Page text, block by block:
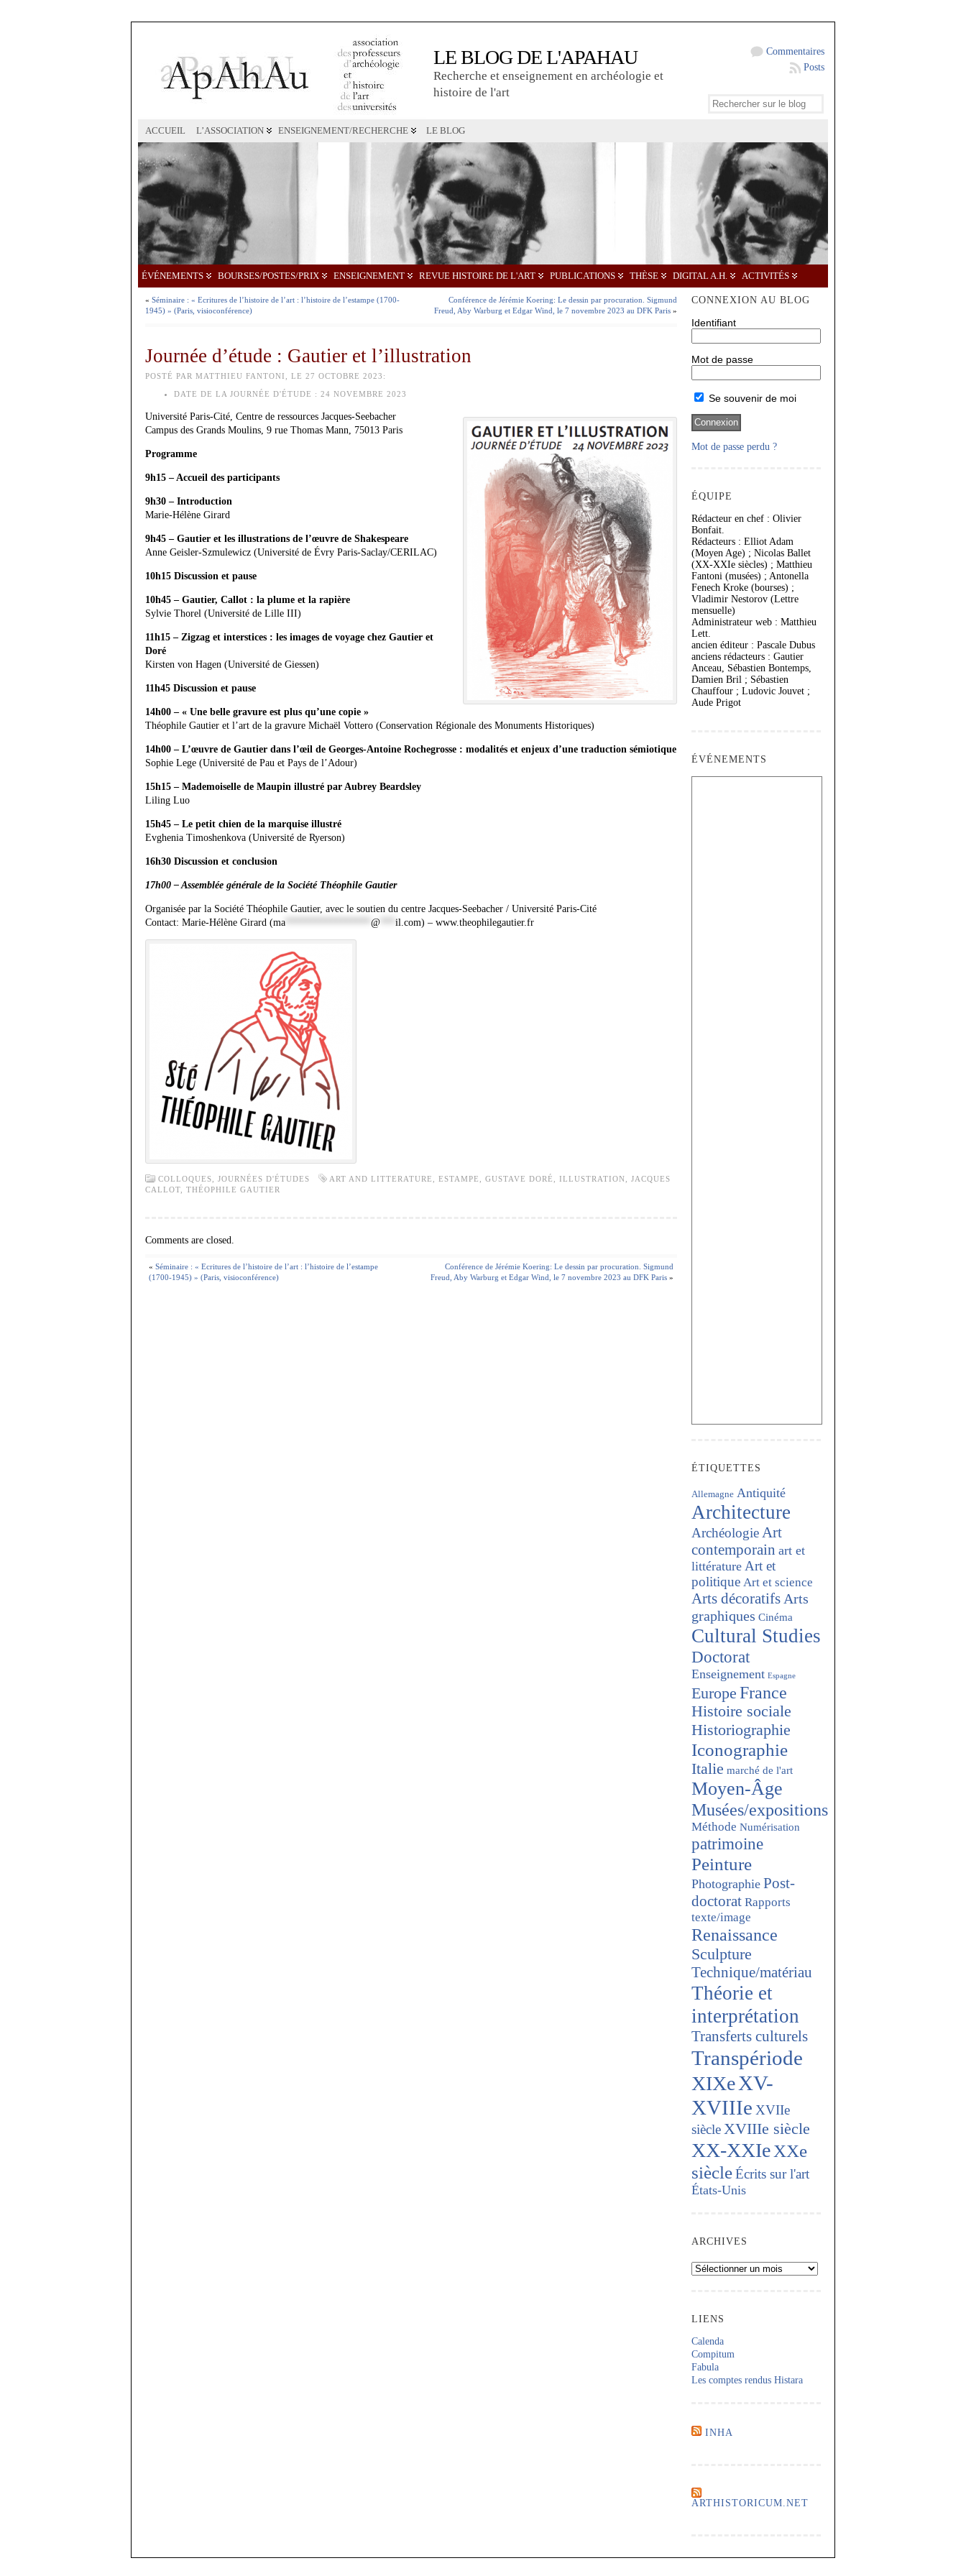
LE BLOG DE L'APAHAU
Recherche et enseignement en archéologie et
histoire de l'art
Commentaires
Posts
ACCUEIL L’ASSOCIATION ENSEIGNEMENT/RECHERCHE LE BLOG
ÉVÉNEMENTS BOURSES/POSTES/PRIX ENSEIGNEMENT REVUE HISTOIRE DE L'ART PUBLICATIONS THÈSE DIGITAL A.H. ACTIVITÉS
« Séminaire : « Ecritures de l’histoire de l’art : l’histoire de l’estampe (1700-
1945) » (Paris, visioconférence)
Conférence de Jérémie Koering: Le dessin par procuration. Sigmund
Freud, Aby Warburg et Edgar Wind, le 7 novembre 2023 au DFK Paris »
Journée d’étude : Gautier et l’illustration
POSTÉ PAR MATTHIEU FANTONI, LE 27 OCTOBRE 2023:
DATE DE LA JOURNÉE D'ÉTUDE : 24 NOVEMBRE 2023
Université Paris-Cité, Centre de ressources Jacques-Seebacher
Campus des Grands Moulins, 9 rue Thomas Mann, 75013 Paris
Programme
9h15 – Accueil des participants
9h30 – Introduction
Marie-Hélène Girard
9h45 – Gautier et les illustrations de l’œuvre de Shakespeare
Anne Geisler-Szmulewicz (Université de Évry Paris-Saclay/CERILAC)
10h15 Discussion et pause
10h45 – Gautier, Callot : la plume et la rapière
Sylvie Thorel (Université de Lille III)
11h15 – Zigzag et interstices : les images de voyage chez Gautier et
Doré
Kirsten von Hagen (Université de Giessen)
11h45 Discussion et pause
14h00 – « Une belle gravure est plus qu’une copie »
Théophile Gautier et l’art de la gravure Michaël Vottero (Conservation Régionale des Monuments Historiques)
14h00 – L’œuvre de Gautier dans l’œil de Georges-Antoine Rochegrosse : modalités et enjeux d’une traduction sémiotique
Sophie Lege (Université de Pau et Pays de l’Adour)
15h15 – Mademoiselle de Maupin illustré par Aubrey Beardsley
Liling Luo
15h45 – Le petit chien de la marquise illustré
Evghenia Timoshenkova (Université de Ryerson)
16h30 Discussion et conclusion
17h00 – Assemblée générale de la Société Théophile Gautier
Organisée par la Société Théophile Gautier, avec le soutien du centre Jacques-Seebacher / Université Paris-Cité
Contact: Marie-Hélène Girard (ma @ il.com) – www.theophilegautier.fr
COLLOQUES, JOURNÉES D'ÉTUDES ART AND LITTERATURE ESTAMPE GUSTAVE DORÉ ILLUSTRATION
JACQUES
CALLOT
THÉOPHILE GAUTIER
Comments are closed.
« Séminaire : « Ecritures de l’histoire de l’art : l’histoire de l’estampe
(1700-1945) » (Paris, visioconférence)
Conférence de Jérémie Koering: Le dessin par procuration. Sigmund
Freud, Aby Warburg et Edgar Wind, le 7 novembre 2023 au DFK Paris »
CONNEXION AU BLOG
Identifiant
Mot de passe
Se souvenir de moi
Mot de passe perdu ?
ÉQUIPE
Rédacteur en chef : Olivier
Bonfait.
Rédacteurs : Elliot Adam
(Moyen Age) ; Nicolas Ballet
(XX-XXIe siècles) ; Matthieu
Fantoni (musées) ; Antonella
Fenech Kroke (bourses) ;
Vladimir Nestorov (Lettre
mensuelle)
Administrateur web : Matthieu
Lett.
ancien éditeur : Pascale Dubus
anciens rédacteurs : Gautier
Anceau, Sébastien Bontemps,
Damien Bril ; Sébastien
Chauffour ; Ludovic Jouvet ;
Aude Prigot
ÉVÉNEMENTS
ÉTIQUETTES
Allemagne Antiquité
Architecture
Archéologie Art
contemporain art et
littérature Art et
politique Art et science
Arts décoratifs Arts
graphiques Cinéma
Cultural Studies
Doctorat
Enseignement Espagne
Europe France
Histoire sociale
Historiographie
Iconographie
Italie marché de l'art
Moyen-Âge
Musées/expositions
Méthode Numérisation
patrimoine
Peinture
Photographie Post-
doctorat Rapports
texte/image
Renaissance
Sculpture
Technique/matériau
Théorie et
interprétation
Transferts culturels
Transpériode
XIXeXV-
XVIIIe XVIIe
siècleXVIIIe siècle
XX-XXIeXXe
siècleÉcrits sur l'art
États-Unis
ARCHIVES
Archives
LIENS
Calenda
Compitum
Fabula
Les comptes rendus Histara
INHA
ARTHISTORICUM.NET